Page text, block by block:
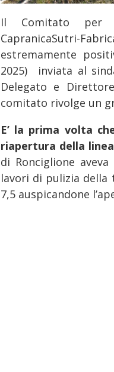
Il Comitato per
CapranicaSutri-
estremamente
2025) inviata al
Delegato e
comitato rivolge un
E’ la prima volta
riapertura della
di Ronciglione
lavori di pulizia della
7,5 auspicandone